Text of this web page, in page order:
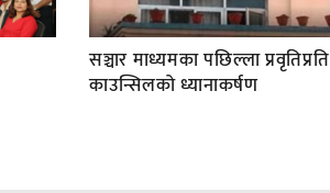
सञ्चार माध्यमका पछिल्ला प्रवृतिप्रति
काउन्सिलको ध्यानाकर्षण